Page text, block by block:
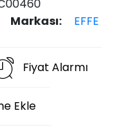
Markası: EFFE
Fiyat Alarmı
Ekle